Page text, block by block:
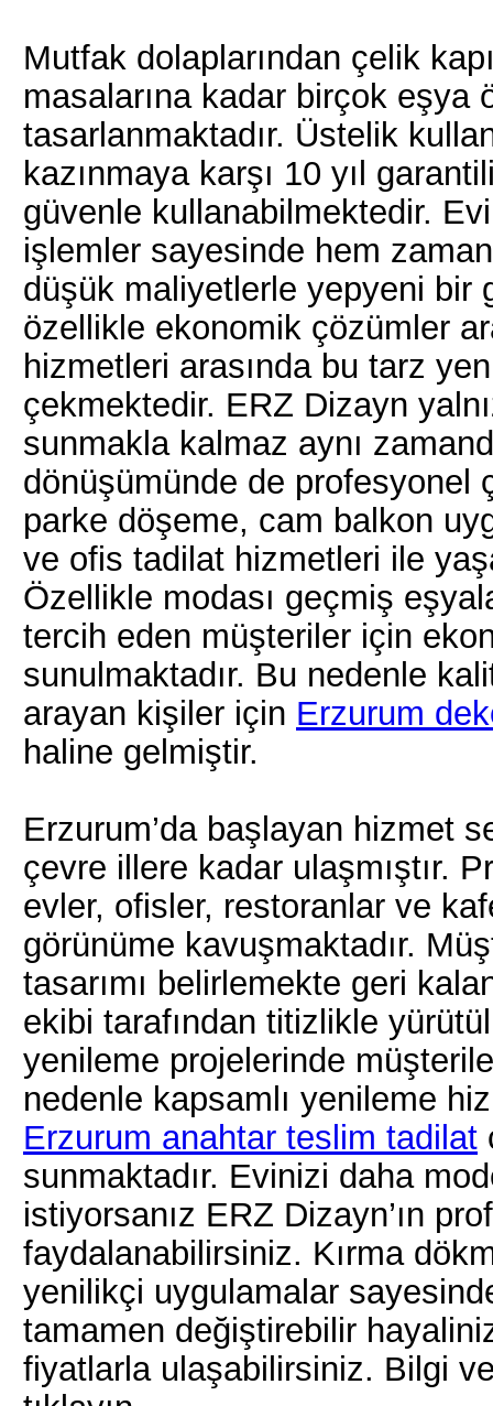
Mutfak dolaplarından çelik
masalarına kadar birçok
tasarlanmaktadır. Üstelik
kazınmaya karşı 10 yıl
güvenle kullanabilmektedir.
işlemler sayesinde hem
düşük maliyetlerle yepyeni bir
özellikle ekonomik çözümler
hizmetleri arasında bu tarz
çekmektedir. ERZ Dizayn
sunmakla kalmaz aynı
dönüşümünde de profesyonel
parke döşeme, cam balkon
ve ofis tadilat hizmetleri ile
Özellikle modası geçmiş
tercih eden müşteriler için
sunulmaktadır. Bu nedenle
arayan kişiler için Erzurum
haline gelmiştir.
Erzurum’da başlayan hizmet
çevre illere kadar ulaşmıştır.
evler, ofisler, restoranlar ve
görünüme kavuşmaktadır.
tasarımı belirlemekte geri
ekibi tarafından titizlikle
yenileme projelerinde
nedenle kapsamlı yenileme
Erzurum anahtar teslim tadilat
sunmaktadır. Evinizi daha
istiyorsanız ERZ Dizayn’ın
faydalanabilirsiniz. Kırma
yenilikçi uygulamalar
tamamen değiştirebilir
fiyatlarla ulaşabilirsiniz. Bilgi